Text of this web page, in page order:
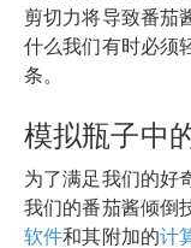
剪切力将导致番茄
什么我们有时必须
条。
模拟瓶子中
为了满足我们的好
我们的番茄酱倾倒
软件和其附加的计